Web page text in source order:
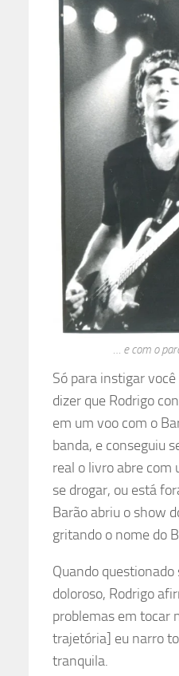
… e com o
Só para instigar
dizer que Rodrigo
em um voo com o
banda, e conseguiu
real o livro abre com
se drogar, ou está
Barão abriu o show
gritando o nome do
Quando
doloroso, Rodrigo
problemas em tocar
trajetória] eu narro
tranquila.